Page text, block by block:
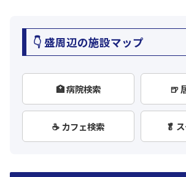
👇 盛周辺の施設マップ
🏥 病院検索 🍺
☕ カフェ検索 🥬